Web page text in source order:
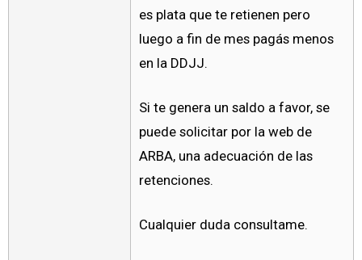
es plata que te retienen pero
luego a fin de mes pagás menos
en la DDJJ.
Si te genera un saldo a favor, se
puede solicitar por la web de
ARBA, una adecuación de las
retenciones.
Cualquier duda consultame.